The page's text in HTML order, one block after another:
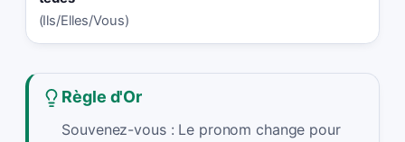
(Ils/Elles/Vous)
Règle d'Or
Souvenez-vous : Le pronom change pour